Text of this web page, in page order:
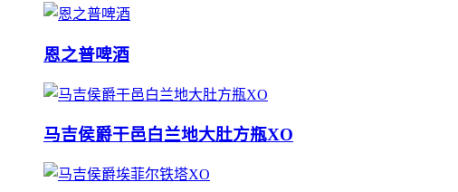
恩之普啤酒
马吉侯爵干邑白兰地大肚方瓶XO